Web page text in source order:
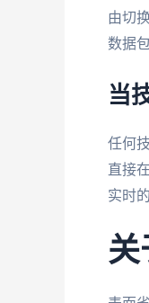
由切
数据
当
任何
直接
实时
关